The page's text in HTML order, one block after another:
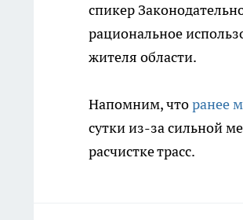
спикер
рациональное
жителя области.
Напомним, чторанее
сутки из-за сильной
расчистке трасс.